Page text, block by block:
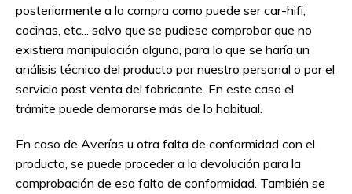
posteriormente a la compra como puede ser car-hifi,
cocinas, etc... salvo que se pudiese comprobar que no
existiera manipulación alguna, para lo que se haría un
análisis técnico del producto por nuestro personal o por el
servicio post venta del fabricante. En este caso el
trámite puede demorarse más de lo habitual.
En caso de Averías u otra falta de conformidad con el
producto, se puede proceder a la devolución para la
comprobación de esa falta de conformidad. También se